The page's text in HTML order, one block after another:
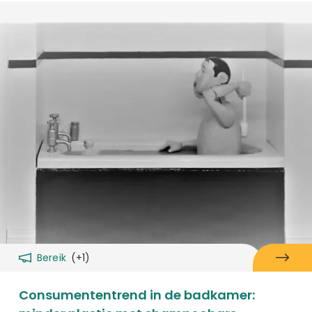
Bereik (+1)
Consumententrend in de badkamer: